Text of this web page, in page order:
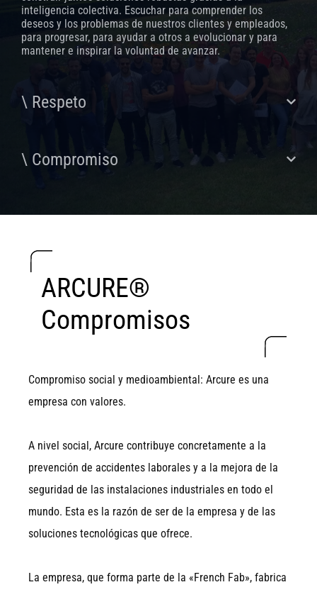
inteligencia colectiva. Escuchar para comprender los
deseos y los problemas de nuestros clientes y empleados,
para progresar, para ayudar a otros a evolucionar y para
mantener e inspirar la voluntad de avanzar.
\ Respeto
\ Compromiso
ARCURE®
Compromisos
Compromiso social y medioambiental: Arcure es una
empresa con valores.
A nivel social, Arcure contribuye concretamente a la
prevención de accidentes laborales y a la mejora de la
seguridad de las instalaciones industriales en todo el
mundo. Esta es la razón de ser de la empresa y de las
soluciones tecnológicas que ofrece.
La empresa, que forma parte de la «French Fab», fabrica